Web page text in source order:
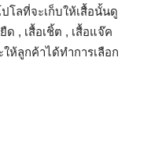
โลที่จะเก็บให้เสื้อนั้นดู
ด , เสื้อเชิ้ต , เสื้อแจ๊ค
ห้ลูกค้าได้ทำการเลือก